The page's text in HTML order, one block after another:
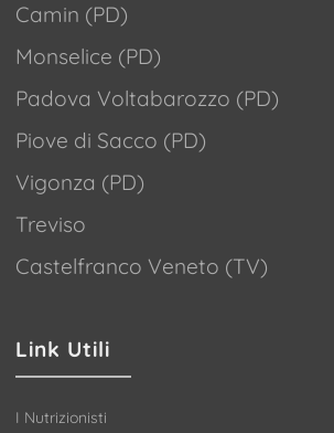
Camin (PD)
Monselice (PD)
Padova Voltabarozzo (PD)
Piove di Sacco (PD)
Vigonza (PD)
Treviso
Castelfranco Veneto (TV)
Link Utili
I Nutrizionisti